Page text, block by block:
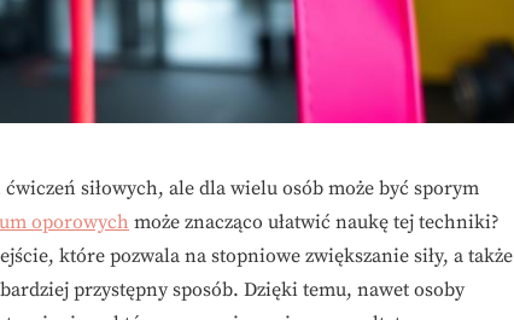
siłowych, ale dla wielu osób może być sporym
oporowych może znacząco ułatwić naukę tej techniki?
które pozwala na stopniowe zwiększanie siły, a także
przystępny sposób. Dzięki temu, nawet osoby